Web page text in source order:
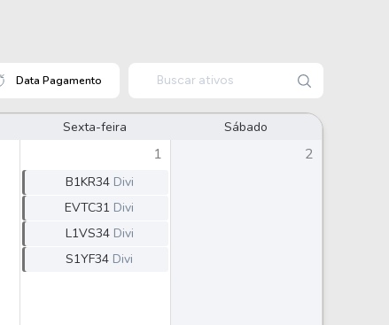
Radar do Dividendo Inteligente
Carteiras Recomendadas
As Ações Mais Buscadas
Guia do Iniciante
Data Pagamento Buscar ativos
Sexta-feira Sábado
1
B1KR34 Divi
EVTC31 Divi
L1VS34 Divi
S1YF34 Divi
2